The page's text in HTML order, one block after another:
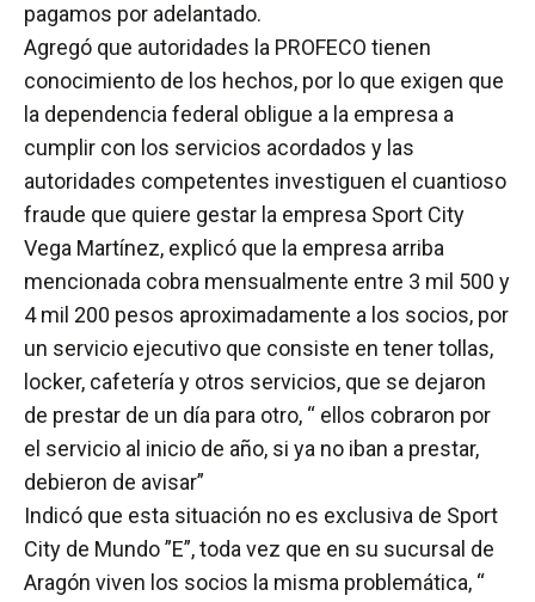
pagamos por adelantado.
Agregó que autoridades la PROFECO tienen
conocimiento de los hechos, por lo que exigen que
la dependencia federal obligue a la empresa a
cumplir con los servicios acordados y las
autoridades competentes investiguen el cuantioso
fraude que quiere gestar la empresa Sport City
Vega Martínez, explicó que la empresa arriba
mencionada cobra mensualmente entre 3 mil 500 y
4 mil 200 pesos aproximadamente a los socios, por
un servicio ejecutivo que consiste en tener tollas,
locker, cafetería y otros servicios, que se dejaron
de prestar de un día para otro, “ ellos cobraron por
el servicio al inicio de año, si ya no iban a prestar,
debieron de avisar”
Indicó que esta situación no es exclusiva de Sport
City de Mundo ”E”, toda vez que en su sucursal de
Aragón viven los socios la misma problemática, “